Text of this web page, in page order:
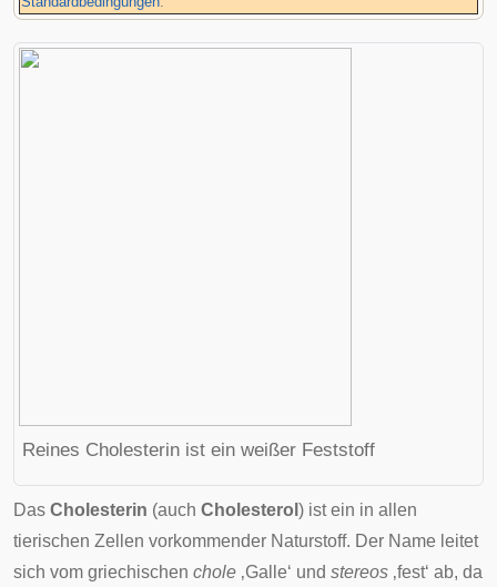
Reines Cholesterin ist ein weißer Feststoff
Das Cholesterin (auch Cholesterol ) ist ein in allen
tierischen Zellen vorkommender Naturstoff. Der Name leitet
sich vom griechischen chole ‚Galle‘ und stereos ‚fest‘ ab, da